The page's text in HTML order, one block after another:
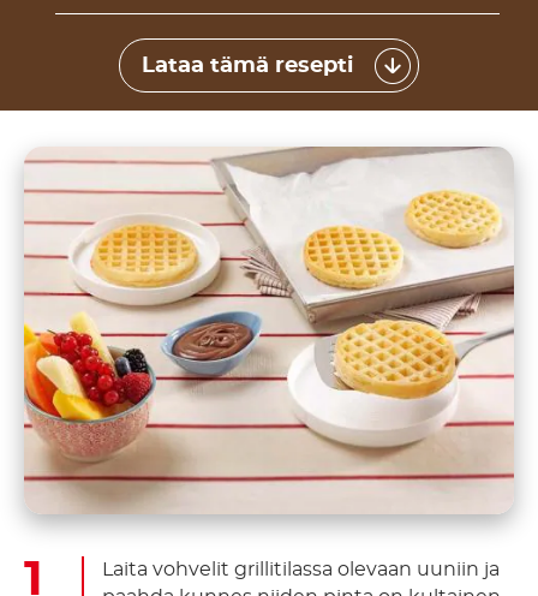
Lataa tämä resepti
Laita vohvelit grillitilassa olevaan uuniin ja